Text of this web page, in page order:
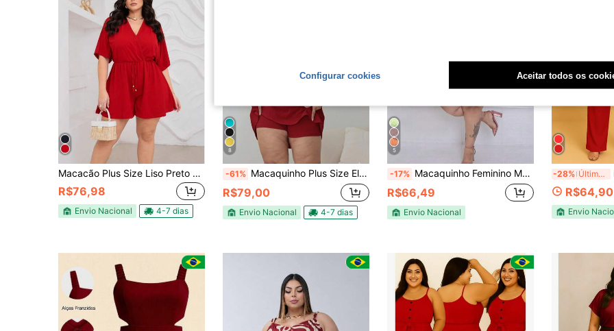
Macacão Plus Size Liso Preto ou Vermelho Soltinho Curto Casual Elegante Manga Ampla Morcego Decote V Transpassado REF: 129
R$76,98
Envio Nacional 4-7 dias
8
-61% Macaquinho Plus Size Elegante + Shorts
R$79,00
Envio Nacional 4-7 dias
5
-17% Macaquinho Feminino Modelo Plus Size em Viscolycra
R$66,49
Envio Nacional
-28% Último dia
R$64,90
Envio
Configurar cookies Aceitar todos os